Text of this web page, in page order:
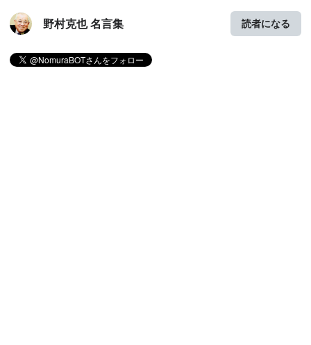
野村克也 名言集 読者になる